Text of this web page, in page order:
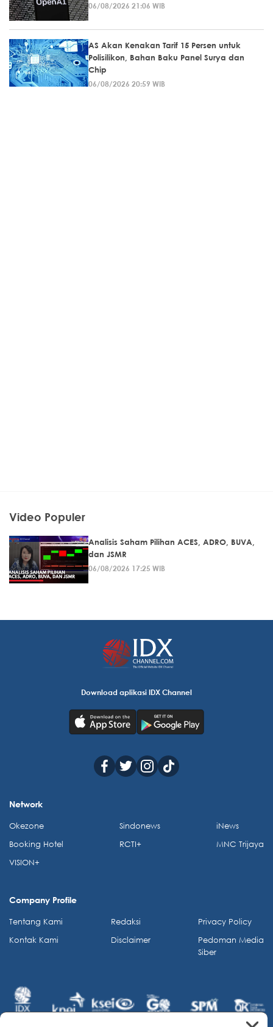
06/08/2026 21:06 WIB
AS Akan Kenakan Tarif 15 Persen untuk
Polisilikon, Bahan Baku Panel Surya dan
Chip
06/08/2026 20:59 WIB
Video Populer
Analisis Saham Pilihan ACES, ADRO, BUVA,
dan JSMR
06/08/2026 17:25 WIB
Download aplikasi IDX Channel
Network
Okezone
Booking Hotel
VISION+
Sindonews
RCTI+
iNews
MNC Trijaya
Company Profile
Tentang Kami
Kontak Kami
Redaksi
Disclaimer
Privacy Policy
Pedoman Media
Siber